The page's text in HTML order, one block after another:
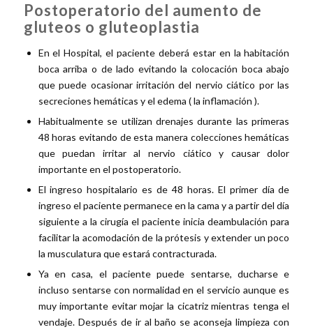
Postoperatorio del aumento de
gluteos o gluteoplastia
En el Hospital, el paciente deberá estar en la habitación
boca arriba o de lado evitando la colocación boca abajo
que puede ocasionar irritación del nervio ciático por las
secreciones hemáticas y el edema ( la inflamación ).
Habitualmente se utilizan drenajes durante las primeras
48 horas evitando de esta manera colecciones hemáticas
que puedan irritar al nervio ciático y causar dolor
importante en el postoperatorio.
El ingreso hospitalario es de 48 horas. El primer día de
ingreso el paciente permanece en la cama y a partir del día
siguiente a la cirugía el paciente inicia deambulación para
facilitar la acomodación de la prótesis y extender un poco
la musculatura que estará contracturada.
Ya en casa, el paciente puede sentarse, ducharse e
incluso sentarse con normalidad en el servicio aunque es
muy importante evitar mojar la cicatriz mientras tenga el
vendaje. Después de ir al baño se aconseja limpieza con